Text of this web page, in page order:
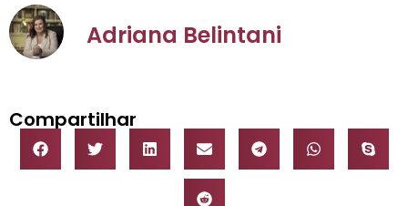
Adriana Belintani
Compartilhar